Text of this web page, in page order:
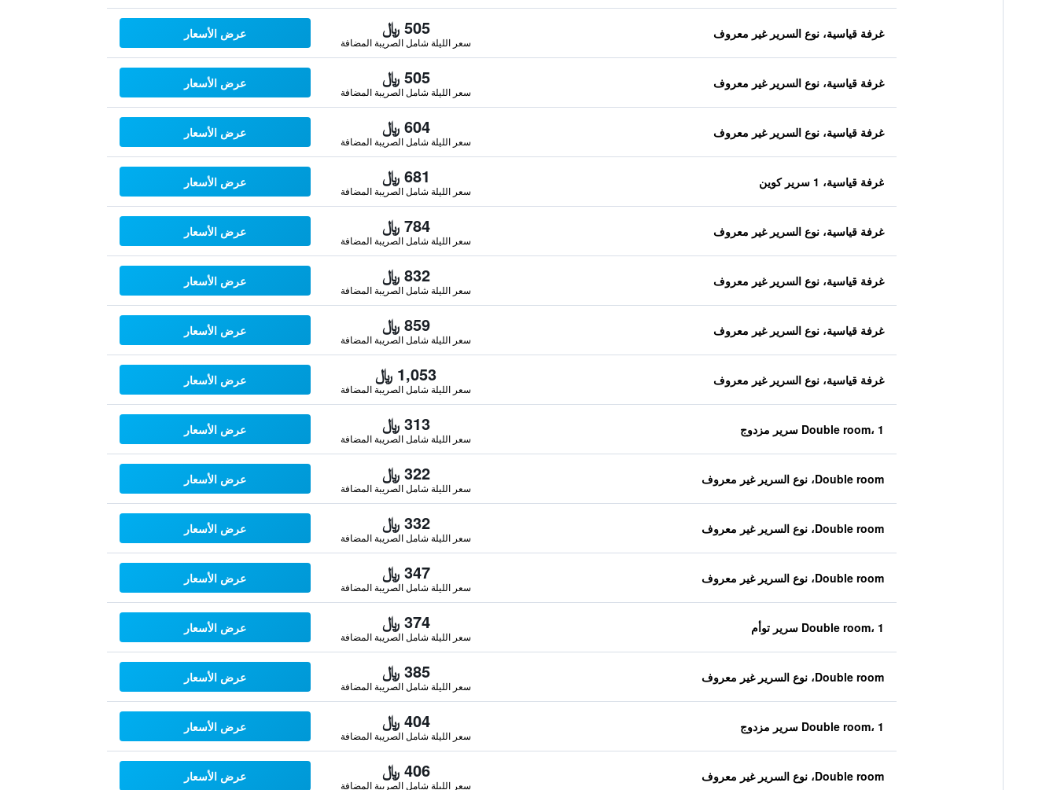
غرفة قياسية، نوع السرير غير معروف 505 ﷼
سعر الليلة شامل الصريبة المضافة
عرض الأسعار
غرفة قياسية، نوع السرير غير معروف 505 ﷼
سعر الليلة شامل الصريبة المضافة
عرض الأسعار
غرفة قياسية، نوع السرير غير معروف 604 ﷼
سعر الليلة شامل الصريبة المضافة
عرض الأسعار
غرفة قياسية، 1 سرير كوين 681 ﷼
سعر الليلة شامل الصريبة المضافة
عرض الأسعار
غرفة قياسية، نوع السرير غير معروف 784 ﷼
سعر الليلة شامل الصريبة المضافة
عرض الأسعار
غرفة قياسية، نوع السرير غير معروف 832 ﷼
سعر الليلة شامل الصريبة المضافة
عرض الأسعار
غرفة قياسية، نوع السرير غير معروف 859 ﷼
سعر الليلة شامل الصريبة المضافة
عرض الأسعار
غرفة قياسية، نوع السرير غير معروف 1,053 ﷼
سعر الليلة شامل الصريبة المضافة
عرض الأسعار
Double room، 1 سرير مزدوج 313 ﷼
سعر الليلة شامل الصريبة المضافة
عرض الأسعار
Double room، نوع السرير غير معروف 322 ﷼
سعر الليلة شامل الصريبة المضافة
عرض الأسعار
Double room، نوع السرير غير معروف 332 ﷼
سعر الليلة شامل الصريبة المضافة
عرض الأسعار
Double room، نوع السرير غير معروف 347 ﷼
سعر الليلة شامل الصريبة المضافة
عرض الأسعار
Double room، 1 سرير توأم 374 ﷼
سعر الليلة شامل الصريبة المضافة
عرض الأسعار
Double room، نوع السرير غير معروف 385 ﷼
سعر الليلة شامل الصريبة المضافة
عرض الأسعار
Double room، 1 سرير مزدوج 404 ﷼
سعر الليلة شامل الصريبة المضافة
عرض الأسعار
Double room، نوع السرير غير معروف 406 ﷼
سعر الليلة شامل الصريبة المضافة
عرض الأسعار